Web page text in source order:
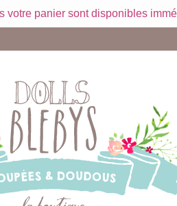
votre panier sont disponibles